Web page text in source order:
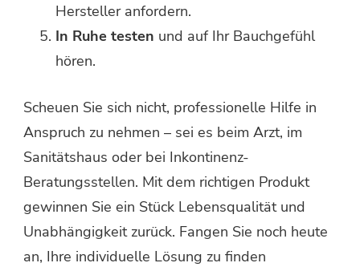
Hersteller anfordern.
In Ruhe testen und auf Ihr Bauchgefühl
hören.
Scheuen Sie sich nicht, professionelle Hilfe in
Anspruch zu nehmen – sei es beim Arzt, im
Sanitätshaus oder bei Inkontinenz-
Beratungsstellen. Mit dem richtigen Produkt
gewinnen Sie ein Stück Lebensqualität und
Unabhängigkeit zurück. Fangen Sie noch heute
an, Ihre individuelle Lösung zu finden